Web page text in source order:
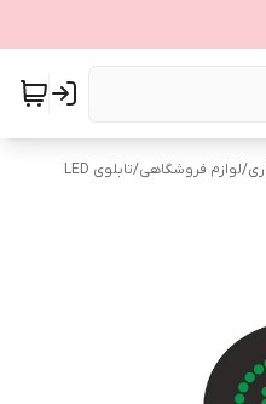
/لوازم فروشگاهی/تابلوی LED